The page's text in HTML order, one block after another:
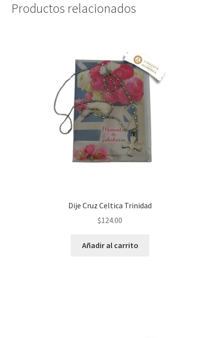
Productos relacionados
Dije Cruz Celtica Trinidad
$124.00
Añadir al carrito